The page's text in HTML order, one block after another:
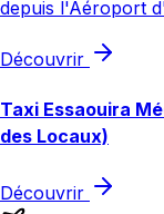
depuis l'Aéroport
Découvrir
Taxi Essaouira
des Locaux)
Découvrir